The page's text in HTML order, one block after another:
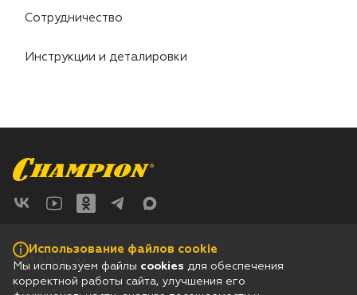
Аксессуары
Мотодрели
Техника PRO
Станки заточные
Сотрудничество
Инструкции и деталировки
Каталог
Использование файлов cookie
Мы используем файлы cookies для обеспечения
корректной работы сайта, улучшения его